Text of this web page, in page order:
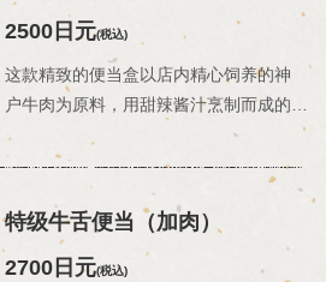
2500日元(税込)
这款精致的便当盒以店内精心饲养的神
特级牛舌便当（加肉）
2700日元(税込)